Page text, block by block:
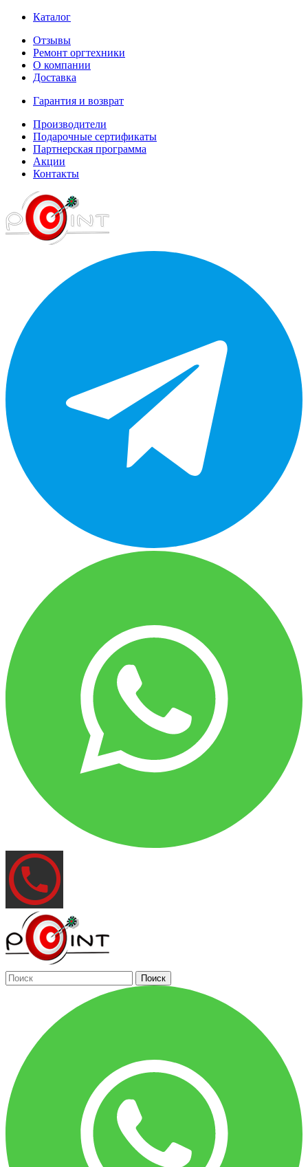
Каталог
Отзывы
Ремонт оргтехники
О компании
Доставка
Гарантия и возврат
Производители
Подарочные сертификаты
Партнерская программа
Акции
Контакты
Поиск